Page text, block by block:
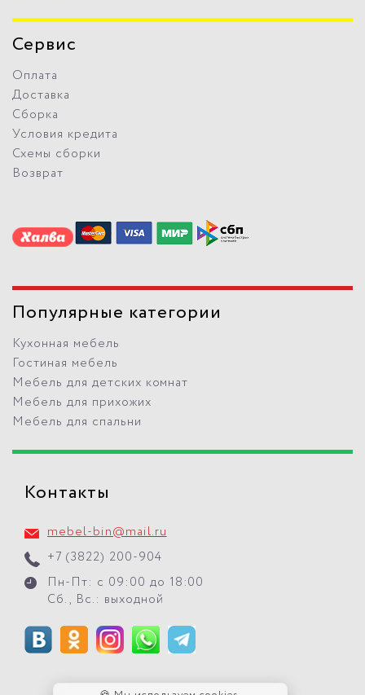
Сервис
Оплата
Доставка
Сборка
Условия кредита
Схемы сборки
Возврат
Популярные категории
Кухонная мебель
Гостиная мебель
Мебель для детских комнат
Мебель для прихожих
Мебель для спальни
Контакты
mebel-bin@mail.ru
+7 (3822) 200-904
Пн-Пт: с 09:00 до 18:00
Сб., Вс.: выходной